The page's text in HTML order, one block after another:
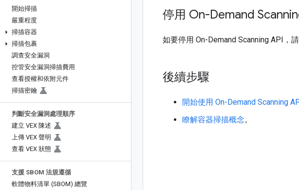
開始掃描
嚴重程度
掃描容器
掃描包裹
調查安全漏洞
控管安全漏洞掃描費用
查看授權和依附元件
掃描密鑰
判斷安全漏洞處理順序
建立 VEX 陳述
上傳 VEX 聲明
查看 VEX 狀態
支援 SBOM 法規遵循
軟體物料清單 (SBOM) 總覽
停用 On-Demand
如要停用 On-Demand Scanning API，
後續步驟
開始使用 On-Demand Scanning
瞭解容器掃描概念。